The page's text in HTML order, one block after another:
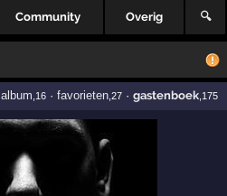
Community Overig 🔍
album ,16· favorieten,27· gastenboek,175